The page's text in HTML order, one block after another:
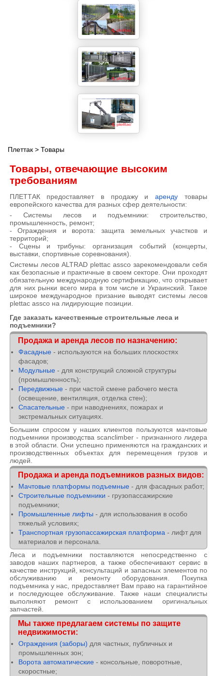
Плеттак > Товары
Товары, отвечающие высоким
требованиям
ПЛЕТТАК предоставляет в продажу иаренду товары
европейского качества для разных сфер деятельности:
- Системы лесов и подъемники: строительство,
промышленность, ремонт;
- Ограждения и ворота: защита земельных участков и
территорий;
- Сцены и трибуны: организация событий (концерты,
выставки, спортивные соревнования).
Системы лесов ALTRAD plettac assco зарекомендовали себя
как безопасные и практичные в своем секторе. Они проходят
обязательную международную сертификацию, что открывает
для них рынки всего мира в том числе и Украинский. Такое
широкое международное призание выводят системы лесов
plettac assco на лидирующие позиции.
Где заказать качественные строительные леса и
подъемники?
Продажа и аренда лесов по назначению:
Фасадные - используются на больших плоскостях
фасадов;
Модульные - для конструкций сложной структуры
(промышленность);
Передвижные - при частой смене рабочего места
(освещение, вентиляция, отделка стен);
Спасательные - при наводнениях, пожарах и
экстремальных ситуациях.
Большим спросом у наших клиентов пользуются мачтовые
подъемники производства scanclimber - признанного лидера
в этой области. Они успешно применяются на гражданских и
производственных объектах для перемещения грузов и
людей.
Продажа и аренда подъемников разных видов:
Мачтовые платформы подъемные- для фасадных работ;
Строительные подъемники - грузопассажирские
подъемники;
Промышленные лифты - для использования в особо
тяжелый условиях;
Транспортная грузопассажирская платформа- лифт для
материалов и персонала.
Леса и подъемники поставляются непосредственно с
заводов наших партнеров, а также обеспечивают сервис в
качестве инструкций, консультаций и запасных элементов по
обслуживанию и ремонту оборудования. Покупка
подъемника у нас, предоставляет Вам право на гарантийное
и последующее обслуживание. Также наши специалисты
выполняют ремонт с использованием оригинальных
запчастей.
Мы также предлагаем системы по защите
недвижимости:
Ограждения (заборы) для частных, публичных и
промышленных зон;
Ворота автоматические- консольные, поворотные,
скоростные;